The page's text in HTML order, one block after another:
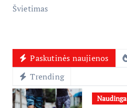
Švietimas
Paskutinės naujienos
Trending